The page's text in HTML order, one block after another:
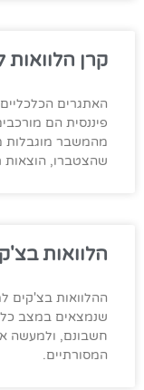
קרן הלוואות
האתגרים
פיננסית הם
מהמשבר מוגבלות
שהצטברו, הוצאות
הלוואות
ההלוואות בצ'קים
שנמצאים במצב
חשבונם, ולמעשה
המסורתיים.